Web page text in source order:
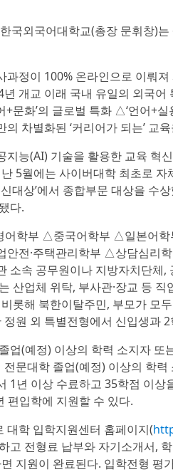
국외국어대학교(총장 문휘창)
과정이 100% 온라인으로 이뤄
개교 이래 국내 유일의 외국
문화’의 글로벌 특화 △‘언어+
차별화된 ‘커리어가 되는’ 교
지능(AI) 기술을 활용한 교육 혁
5월에는 사이버대학 최초로
대상’에서 종합부문 대상을 수
다.
어학부 △중국어학부 △일본어
전·주택관리학부 △상담심리
소속 공무원이나 지방자치단체
산업체 위탁, 부사관·장교 등
롯해 북한이탈주민, 부모가 모
원 외 특별전형에서 신입생과
업(예정) 이상의 학력 소지자
문대학 졸업(예정) 이상의 학
1년 이상 수료하고 35학점 이
편입학에 지원할 수 있다.
대학 입학지원센터 홈페이지(
고 전형료 납부와 자기소개서,
지원이 완료된다. 입학전형